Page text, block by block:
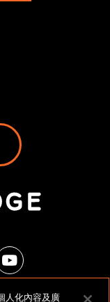
人化內容及廣